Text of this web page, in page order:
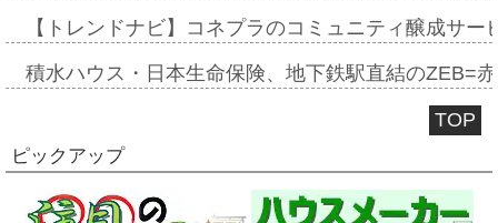
【トレンドナビ】コネプラのコミュニティ醸成サ
積水ハウス・日本生命保険、地下鉄駅直結のZEB=
TOP
ピックアップ